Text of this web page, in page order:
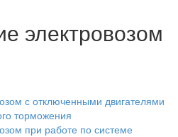
электровозом
с отключенными двигателями
торможения
при работе по системе